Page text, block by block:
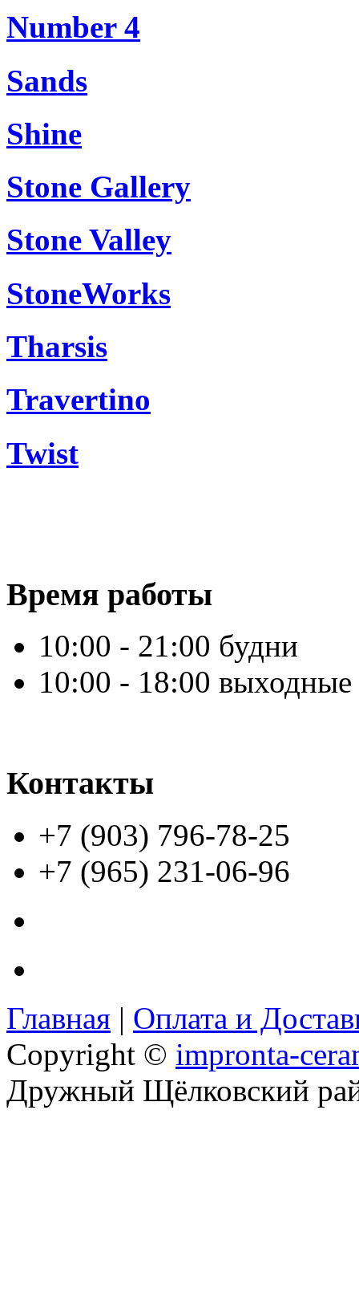
Number 4
Sands
Shine
Stone Gallery
Stone Valley
StoneWorks
Tharsis
Travertino
Twist
Время работы
10:00 - 21:00 будни
10:00 - 18:00 выходные
Контакты
+7 (903) 796-78-25
+7 (965) 231-06-96
Главная | Оплата и
Copyright © impronta-
Дружный Щёлковский